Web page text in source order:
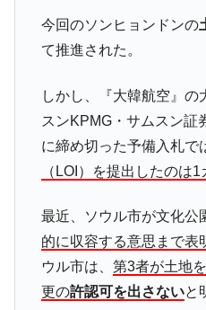
今回のソンヒョンドンの
て推進された。
しかし、『大韓航空』の
スンKPMG・サムスン証
に締め切った予備入札で
（LOI）を提出したのは
最近、ソウル市が文化公
的に収容する意思まで表
ウル市は、 第3者が土地
更の許認可を出さないと